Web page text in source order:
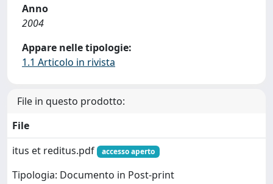
Anno
2004
Appare nelle tipologie:
1.1 Articolo in rivista
File in questo prodotto:
File
itus et reditus.pdf
accesso aperto
Tipologia: Documento in Post-print